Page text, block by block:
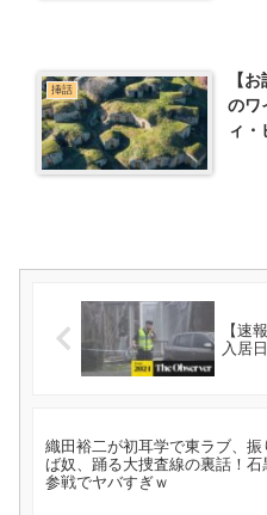
挿話
【
のワ
ィ・
【速
入居
織田裕二が初耳学で東ラブ、振
ば奴、踊る大捜査線の裏話！石
参戦でヤバすぎｗ